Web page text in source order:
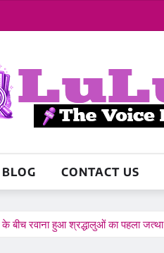
BLOG CONTACT US
बीच रवाना हुआ श्रद्धालुओं का पहला जत्था